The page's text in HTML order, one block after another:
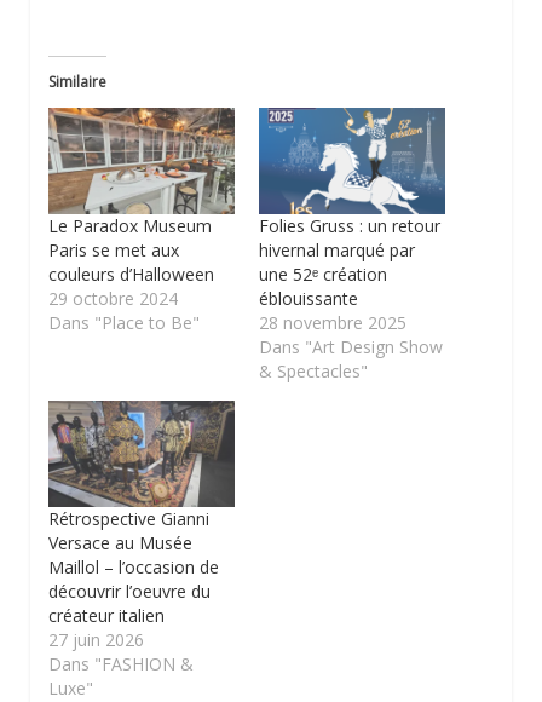
Similaire
Le Paradox Museum
Paris se met aux
couleurs d’Halloween
29 octobre 2024
Dans "Place to Be"
Folies Gruss : un retour
hivernal marqué par
une 52ᵉ création
éblouissante
28 novembre 2025
Dans "Art Design Show
& Spectacles"
Rétrospective Gianni
Versace au Musée
Maillol – l’occasion de
découvrir l’oeuvre du
créateur italien
27 juin 2026
Dans "FASHION &
Luxe"